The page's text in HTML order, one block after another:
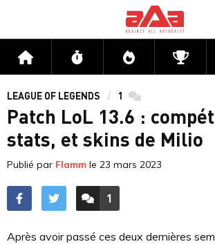
Accueil Flux Directs
LEAGUE OF LEGENDS 1 commentaires
Patch LoL 13.6 :
stats, et skins de Milio
Publié par Flamm le 23 mars 2023
ACCÉDER AUX
1
COMMENTAIRES
Après avoir passé ces deux dernières